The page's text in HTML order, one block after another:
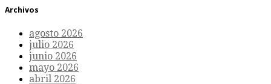
Archivos
agosto 2026
julio 2026
junio 2026
mayo 2026
abril 2026